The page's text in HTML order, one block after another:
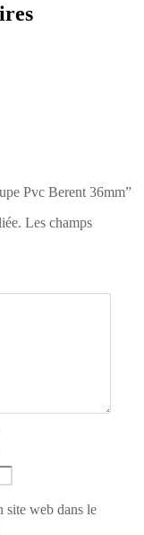
Pvc Berent 36mm”
Les champs
site web dans le